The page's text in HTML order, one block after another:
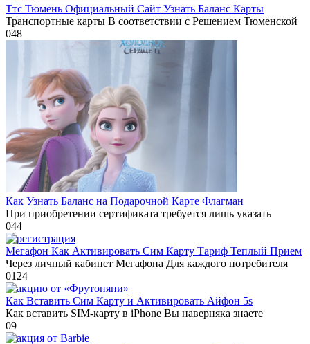
Ттс Тюмень Официальный Сайт Узнать Баланс Карты
Транспортные карты В соответствии с Решением Тюменской
048
Как Узнать Баланс на Подарочной Карте Флагман
При приобретении сертификата требуется лишь указать
044
Мегафон Как Активировать Сим Карту Тариф Теплый Прием
Через личный кабинет Мегафона Для каждого потребителя
0124
Как Вставить Сим Карту и Активировать Айфон 5s
Как вставить SIM-карту в iPhone Вы наверняка знаете
09